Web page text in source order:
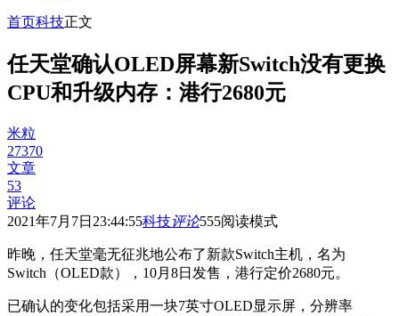
首页科技正文
任天堂确认OLED屏幕新Switch没有更换
CPU和升级内存：港行2680元
米粒
27370
文章
53
评论
2021年7月7日23:44:55科技评论555阅读模式
昨晚，任天堂毫无征兆地公布了新款Switch主机，名为
Switch（OLED款），10月8日发售，港行定价2680元。
已确认的变化包括采用一块7英寸OLED显示屏，分辨率